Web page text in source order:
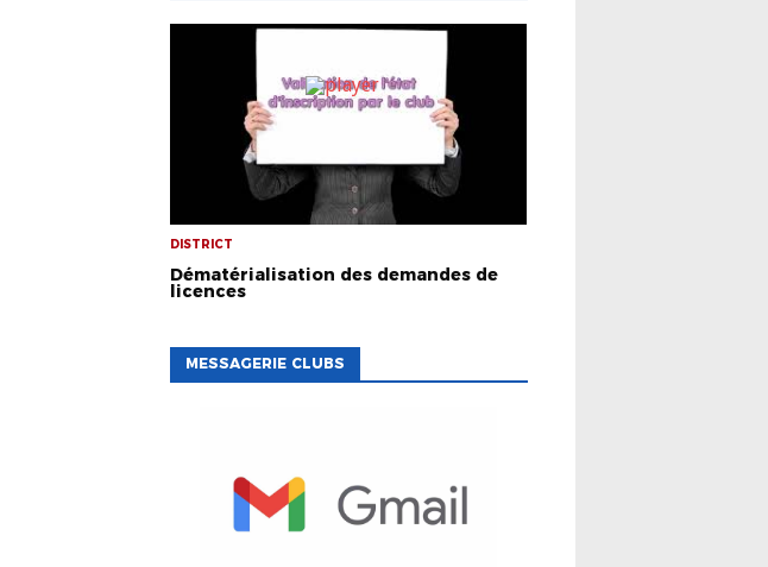
DISTRICT
Dématérialisation des demandes de
licences
MESSAGERIE CLUBS